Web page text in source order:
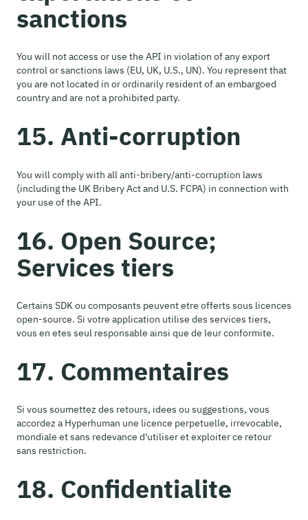
sanctions
You will not access or use the API in violation of any export
control or sanctions laws (EU, UK, U.S., UN). You represent that
you are not located in or ordinarily resident of an embargoed
country and are not a prohibited party.
15. Anti-corruption
You will comply with all anti-bribery/anti-corruption laws
(including the UK Bribery Act and U.S. FCPA) in connection with
your use of the API.
16. Open Source;
Services tiers
Certains SDK ou composants peuvent etre offerts sous licences
open-source. Si votre application utilise des services tiers,
vous en etes seul responsable ainsi que de leur conformite.
17. Commentaires
Si vous soumettez des retours, idees ou suggestions, vous
accordez a Hyperhuman une licence perpetuelle, irrevocable,
mondiale et sans redevance d'utiliser et exploiter ce retour
sans restriction.
18. Confidentialite